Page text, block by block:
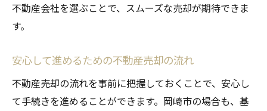
不動産会社を選ぶことで、スムーズな売却が期待できま
す。
安心して進めるための不動産売却の流れ
不動産売却の流れを事前に把握しておくことで、安心し
て手続きを進めることができます。岡崎市の場合も、基